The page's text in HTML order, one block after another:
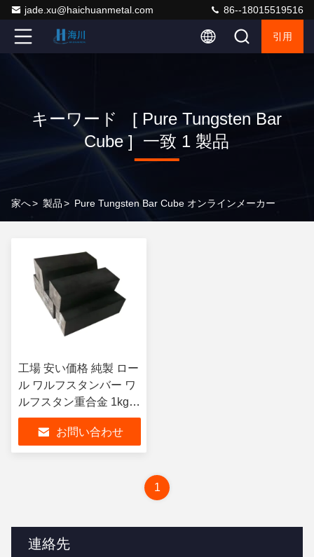
jade.xu@haichuanmetal.com 86--18015519516
引用
キーワード [ Pure Tungsten Bar
Cube ] 一致 1 製品
家へ> 製品> Pure Tungsten Bar Cube オンラインメーカー
連絡先
工場 安い価格 純製 ロー
ル ワルフスタンバー ワ
ルフスタン重合金 1kg
高品質 ワルフスタンキ
ューブ ストック
お問い合わせ
1